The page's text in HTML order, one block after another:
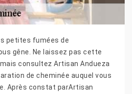
petites fumées de
gêne. Ne laissez pas cette
consultez Artisan Andueza
de cheminée auquel vous
Après constat parArtisan